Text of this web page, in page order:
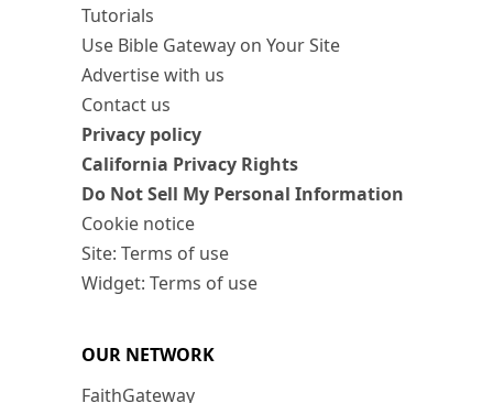
Tutorials
Use Bible Gateway on Your Site
Advertise with us
Contact us
Privacy policy
California Privacy Rights
Do Not Sell My Personal Information
Cookie notice
Site: Terms of use
Widget: Terms of use
OUR NETWORK
FaithGateway